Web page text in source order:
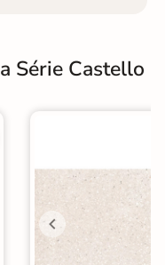
Série Castello